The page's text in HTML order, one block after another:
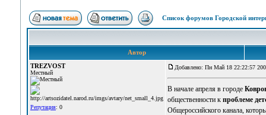
Список форумов Городской
Автор
TREZVOST
Местный
Репутация: 0
Добавлено: Пн Май 18 22:22:57
В начале апреля в городе
общественности к проблеме
Общероссийского канала,